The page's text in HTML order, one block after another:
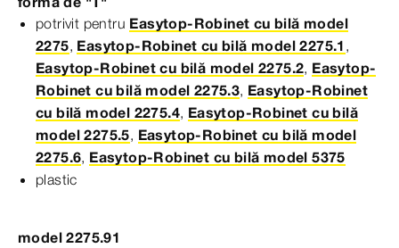
potrivit pentru Easytop-Robinet cu bilă model
2275, Easytop-Robinet cu bilă model 2275.1 ,
Easytop-Robinet cu bilă model 2275.2, Easytop-
Robinet cu bilă model 2275.3, Easytop-Robinet
cu bilă model 2275.4, Easytop-Robinet cu bilă
model 2275.5, Easytop-Robinet cu bilă model
2275.6, Easytop-Robinet cu bilă model 5375
plastic
model 2275.91